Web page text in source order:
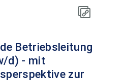
Betriebsleitung
d) - mit
zur